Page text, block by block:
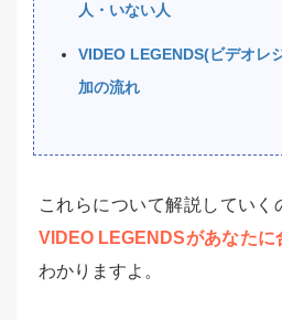
人・いない人
VIDEO LEGENDS(ビデオレ
加の流れ
これらについて解説していく
VIDEO LEGENDSがあなた
わかりますよ。